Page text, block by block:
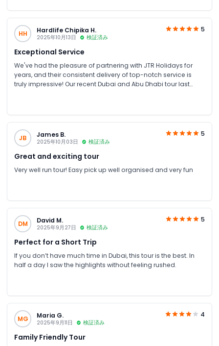
HH Hardlife Chipika H.
2025年10月13日 検証済み
5
Exceptional Service
We've had the pleasure of partnering with JTR Holidays for
years, and their consistent delivery of top-notch service is
truly impressive! Our recent Dubai and Abu Dhabi tour last
group's needs were meticulously catered to, ensuring a
seamless and enjoyable experience. The guides were
knowledgeable, friendly, and accommodating, sharing
fascinating insights into the region's history, culture, and
architecture. The itinerary was well-curated, allowing us to
explore iconic landmarks, immerse in local traditions, and
anyone seeking an unforgettable UAE experience. Thank you
for another exceptional adventure!
JB James B.
2025年10月03日 検証済み
5
Great and exciting tour
Very well run tour! Easy pick up well organised and very fun
DM David M.
2025年9月27日 検証済み
5
Perfect for a Short Trip
If you don’t have much time in Dubai, this tour is the best. In
half a day I saw the highlights without feeling rushed.
MG Maria G.
2025年9月11日 検証済み
4
Family Friendly Tour